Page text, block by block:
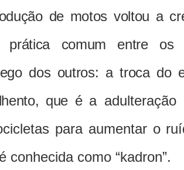
de motos voltou a
prática comum entre os
dos outros: a troca do
que é a adulteração
para aumentar o
conhecida como “kadron”.